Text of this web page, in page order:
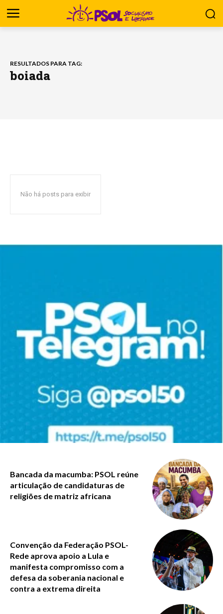
RESULTADOS PARA TAG:
boiada
Não há posts para exibir
Bancada da macumba: PSOL reúne
articulação de candidaturas de
religiões de matriz africana
Convenção da Federação PSOL-
Rede aprova apoio a Lula e
manifesta compromisso com a
defesa da soberania nacional e
contra a extrema direita